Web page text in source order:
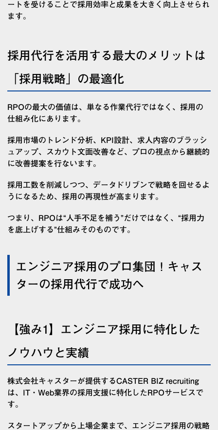
ートを受けることで採用効率と成果を大きく向上させられ
ます。
採用代行を活用する最大のメリットは
「採用戦略」の最適化
RPOの最大の価値は、単なる作業代行ではなく、採用の
仕組み化にあります。
採用市場のトレンド分析、KPI設計、求人内容のブラッシ
ュアップ、スカウト文面改善など、プロの視点から継続的
に改善提案を行ないます。
採用工数を削減しつつ、データドリブンで戦略を回せるよ
うになるため、採用の再現性が高まります。
つまり、RPOは“人手不足を補う”だけではなく、“採用力
を底上げする”仕組みそのものです。
エンジニア採用のプロ集団！キャス
ターの採用代行で成功へ
【強み1】エンジニア採用に特化した
ノウハウと実績
株式会社キャスターが提供するCASTER BIZ recruiting
は、IT・Web業界の採用支援に特化したRPOサービスで
す。
スタートアップから上場企業まで、エンジニア採用の戦略